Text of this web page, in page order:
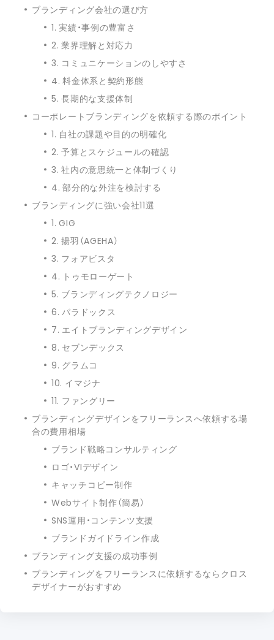
ブランディング会社の選び方
1. 実績・事例の豊富さ
2. 業界理解と対応力
3. コミュニケーションのしやすさ
4. 料金体系と契約形態
5. 長期的な支援体制
コーポレートブランディングを依頼する際のポイント
1. 自社の課題や目的の明確化
2. 予算とスケジュールの確認
3. 社内の意思統一と体制づくり
4. 部分的な外注を検討する
ブランディングに強い会社11選
1. GIG
2. 揚羽（AGEHA）
3. フォアビスタ
4. トゥモローゲート
5. ブランディングテクノロジー
6. パラドックス
7. エイトブランディングデザイン
8. セブンデックス
9. グラムコ
10. イマジナ
11. ファングリー
ブランディングデザインをフリーランスへ依頼する場
合の費用相場
ブランド戦略コンサルティング
ロゴ・VIデザイン
キャッチコピー制作
Webサイト制作（簡易）
SNS運用・コンテンツ支援
ブランドガイドライン作成
ブランディング支援の成功事例
ブランディングをフリーランスに依頼するならクロス
デザイナーがおすすめ